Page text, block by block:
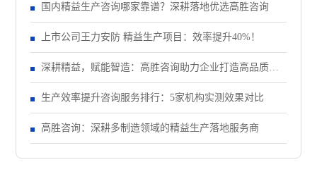
构TOP5盘点
国内精益生产咨询哪家靠谱？深耕落地优选高胜咨询
上市公司王力安防 精益生产项目：效率提升40%！
深耕精益，赋能智造：高胜咨询助力企业打造高品质、
低成本、快交期核心竞争力
生产效率提升咨询服务排行：5家机构实测效果对比
高胜咨询：深耕多制造领域的精益生产落地服务商